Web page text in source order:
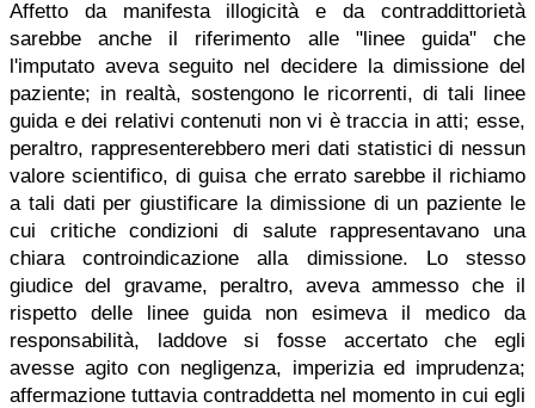
Affetto da manifesta illogicità e da contraddittorietà
sarebbe anche il riferimento alle "linee guida" che
l'imputato aveva seguito nel decidere la dimissione del
paziente; in realtà, sostengono le ricorrenti, di tali linee
guida e dei relativi contenuti non vi è traccia in atti; esse,
peraltro, rappresenterebbero meri dati statistici di nessun
valore scientifico, di guisa che errato sarebbe il richiamo
a tali dati per giustificare la dimissione di un paziente le
cui critiche condizioni di salute rappresentavano una
chiara controindicazione alla dimissione. Lo stesso
giudice del gravame, peraltro, aveva ammesso che il
rispetto delle linee guida non esimeva il medico da
responsabilità, laddove si fosse accertato che egli
avesse agito con negligenza, imperizia ed imprudenza;
affermazione tuttavia contraddetta nel momento in cui egli